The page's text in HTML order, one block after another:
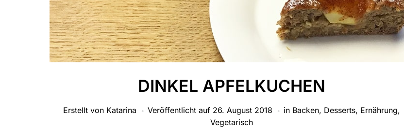
DINKEL APFELKUCHEN
Erstellt von Katarina Veröffentlicht auf 26. August 2018 in Backen, Desserts, Ernährung,
Vegetarisch